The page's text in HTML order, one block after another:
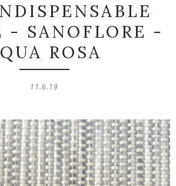
- SANOFLORE -
ROSA
11.6.19